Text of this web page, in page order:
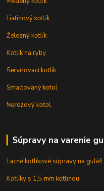
Liatinový kotlík
Železný kotlík
Kotlík na ryby
Servírovací kotlík
Smaltovaný kotol
Nerezový kotol
Súpravy na varenie
Lacné kotlíkové súpravy na guláš
Kotlíky s 1,5 mm kotlinou